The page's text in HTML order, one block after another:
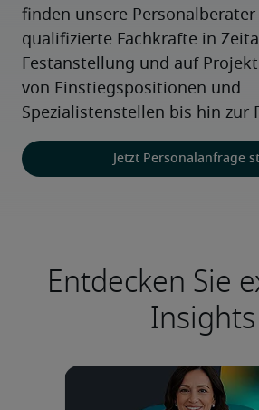
finden unsere Personalberater
qualifizierte Fachkräfte in
Festanstellung und auf
von Einstiegspositionen und
Spezialistenstellen bis hin zur
Jetzt Personalanfrage
Entdecken Sie
Insights